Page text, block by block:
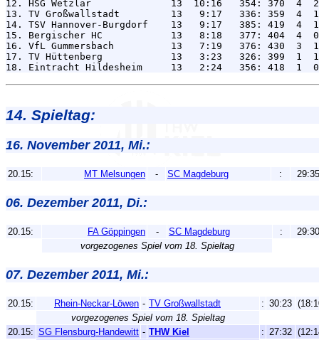
12. HSG Wetzlar              13  10:16   354: 370  4
13. TV Großwallstadt         13   9:17   336: 359  4
14. TSV Hannover-Burgdorf    13   9:17   385: 419  4
15. Bergischer HC            13   8:18   377: 404  4
16. VfL Gummersbach          13   7:19   376: 430  3
17. TV Hüttenberg            13   3:23   326: 399  1
14. Spieltag:
16. November 2011, Mi.:
20.15: MT Melsungen - SC Magdeburg : 29:35
06. Dezember 2011, Di.:
20.15: FA Göppingen - SC Magdeburg :
29:30
vorgezogenes Spiel vom 18. Spieltag
07. Dezember 2011, Mi.:
20.15: Rhein-Neckar-Löwen - TV Großwallstadt : 30:23
vorgezogenes Spiel vom 18. Spieltag
20.15: SG Flensburg-Handewitt - THW Kiel : 27:32